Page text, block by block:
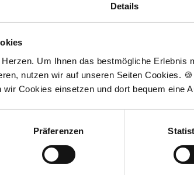
Details
Um Ihnen das bestmögliche Erlebnis
nutzen wir auf unseren Seiten Cookies.
Cookies einsetzen und dort bequem eine
Präferenzen
Fachassistenz (ZMF) (m/w/d) in
Fachassistenz in Bad Schwartau
Ticket für öffentliche
DVT, Lachgasbehandlung, Eigenes
Fachassistenz in Balingen in
Tankgutschein bzw.
Zuschuss bei Umzug, Fort- und